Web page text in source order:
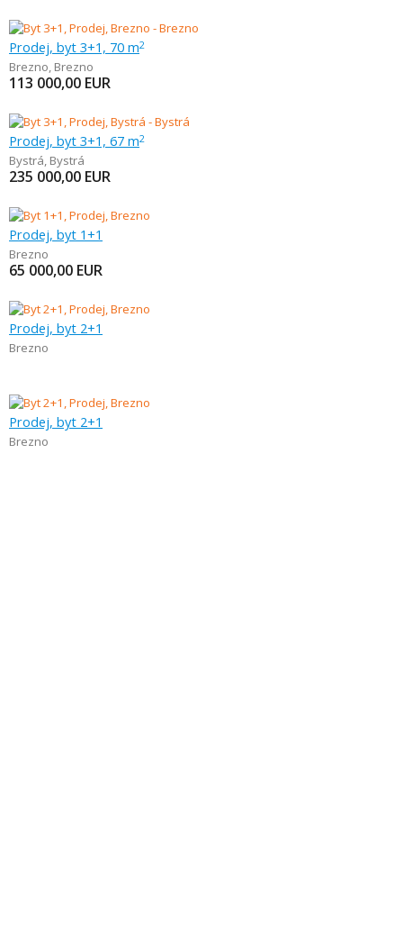
Prodej, byt 3+1, 70 m2
Brezno, Brezno
113 000,00 EUR
Prodej, byt 3+1, 67 m2
Bystrá, Bystrá
235 000,00 EUR
Prodej, byt 1+1
Brezno
65 000,00 EUR
Prodej, byt 2+1
Brezno
Prodej, byt 2+1
Brezno